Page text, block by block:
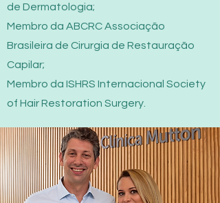
de Dermatologia;
Membro da ABCRC Associação
Brasileira de Cirurgia de Restauração
Capilar;
Membro da ISHRS Internacional Society
of Hair Restoration Surgery.